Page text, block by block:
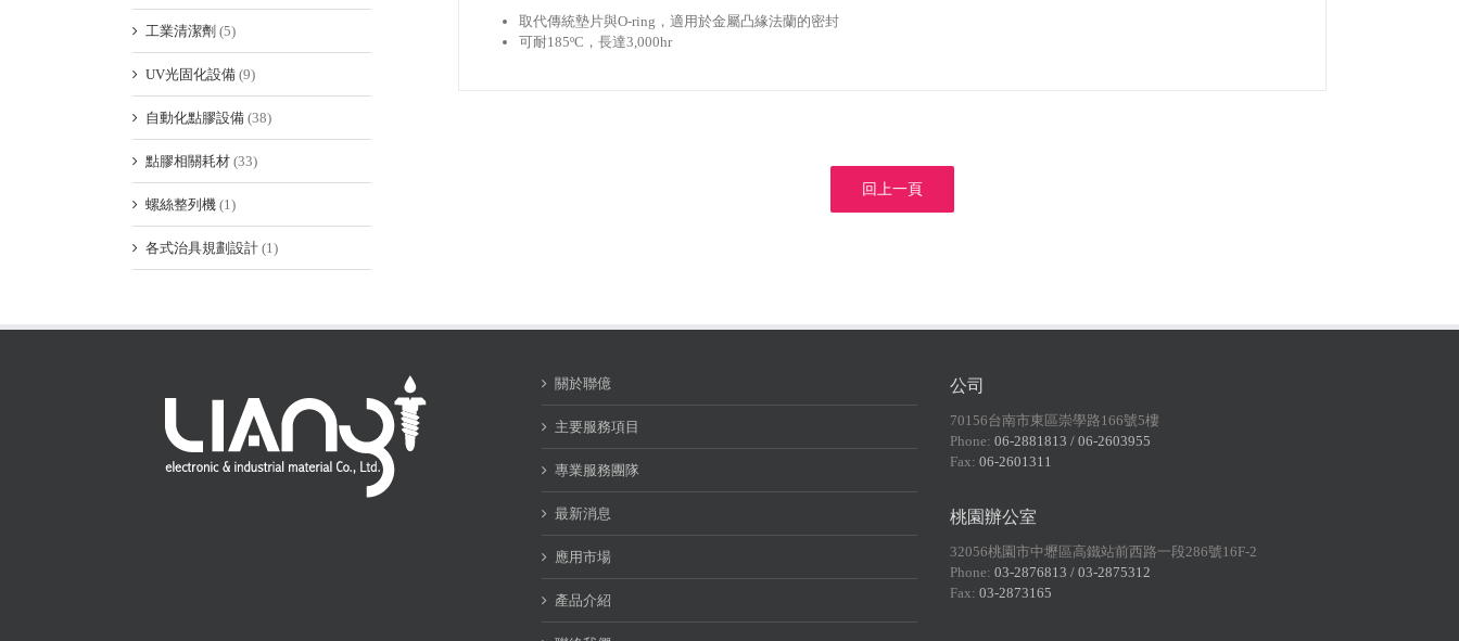
取代傳統墊片與O-ring，適用於金屬凸緣法蘭的密封
可耐185ºC，長達3,000hr
回上一頁
工業清潔劑 (5)
UV光固化設備 (9)
自動化點膠設備 (38)
點膠相關耗材 (33)
螺絲整列機 (1)
各式治具規劃設計 (1)
關於聯億
主要服務項目
專業服務團隊
最新消息
應用市場
產品介紹
公司
70156台南市東區崇學路166號5樓
Phone:06-2881813 / 06-2603955
Fax:06-2601311
桃園辦公室
32056桃園市中壢區高鐵站前西路一段286號16F-2
Phone:03-2876813 / 03-2875312
Fax:03-2873165